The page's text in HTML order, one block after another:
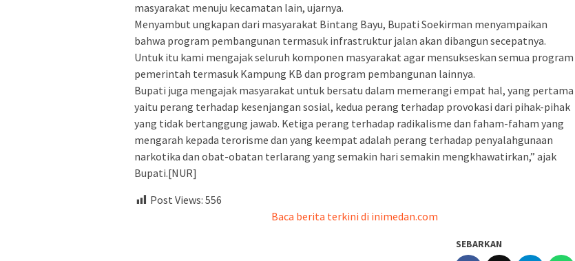
masyarakat menuju kecamatan lain, ujarnya.
Menyambut ungkapan dari masyarakat Bintang Bayu, Bupati Soekirman menyampaikan
bahwa program pembangunan termasuk infrastruktur jalan akan dibangun secepatnya.
Untuk itu kami mengajak seluruh komponen masyarakat agar mensukseskan semua program
pemerintah termasuk Kampung KB dan program pembangunan lainnya.
Bupati juga mengajak masyarakat untuk bersatu dalam memerangi empat hal, yang pertama
yaitu perang terhadap kesenjangan sosial, kedua perang terhadap provokasi dari pihak-pihak
yang tidak bertanggung jawab. Ketiga perang terhadap radikalisme dan faham-faham yang
mengarah kepada terorisme dan yang keempat adalah perang terhadap penyalahgunaan
narkotika dan obat-obatan terlarang yang semakin hari semakin mengkhawatirkan,” ajak
Bupati.[NUR]
Post Views: 556
Baca berita terkini di inimedan.com
SEBARKAN